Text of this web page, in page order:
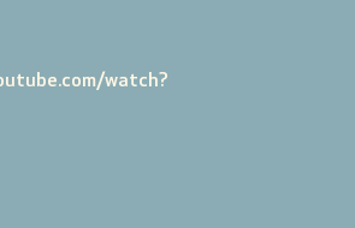
watch?